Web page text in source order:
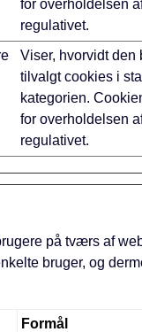
for overholdelsen
regulativet.
Viser, hvorvidt den
tilvalgt cookies i
kategorien.
for overholdelsen
regulativet.
på tværs af
bruger, og
Formål